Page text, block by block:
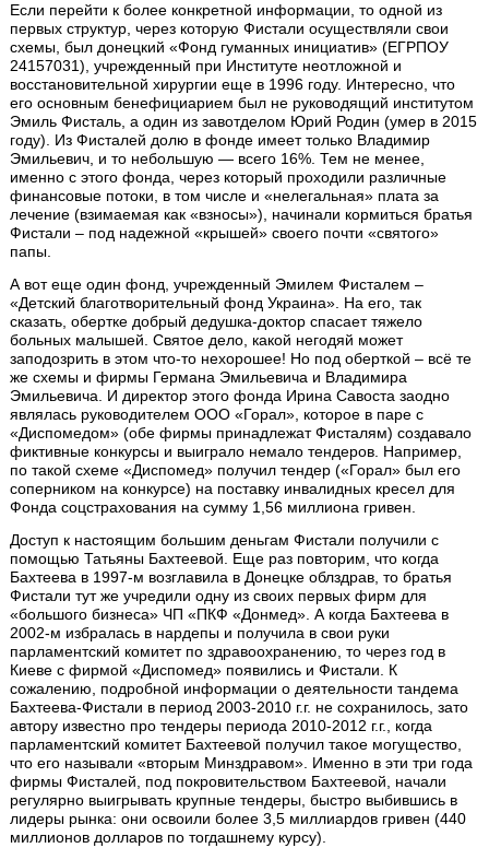
Если перейти к более конкретной информации, то одной из
первых структур, через которую Фистали осуществляли свои
схемы, был донецкий «Фонд гуманных инициатив» (ЕГРПОУ
24157031), учрежденный при Институте неотложной и
восстановительной хирургии еще в 1996 году. Интересно, что
его основным бенефициарием был не руководящий институтом
Эмиль Фисталь, а один из завотделом Юрий Родин (умер в 2015
году). Из Фисталей долю в фонде имеет только Владимир
Эмильевич, и то небольшую — всего 16%. Тем не менее,
именно с этого фонда, через который проходили различные
финансовые потоки, в том числе и «нелегальная» плата за
лечение (взимаемая как «взносы»), начинали кормиться братья
Фистали – под надежной «крышей» своего почти «святого»
папы.
А вот еще один фонд, учрежденный Эмилем Фисталем –
«Детский благотворительный фонд Украина». На его, так
сказать, обертке добрый дедушка-доктор спасает тяжело
больных малышей. Святое дело, какой негодяй может
заподозрить в этом что-то нехорошее! Но под оберткой – всё те
же схемы и фирмы Германа Эмильевича и Владимира
Эмильевича. И директор этого фонда Ирина Савоста заодно
являлась руководителем ООО «Горал», которое в паре с
«Диспомедом» (обе фирмы принадлежат Фисталям) создавало
фиктивные конкурсы и выиграло немало тендеров. Например,
по такой схеме «Диспомед» получил тендер («Горал» был его
соперником на конкурсе) на поставку инвалидных кресел для
Фонда соцстрахования на сумму 1,56 миллиона гривен.
Доступ к настоящим большим деньгам Фистали получили с
помощью Татьяны Бахтеевой. Еще раз повторим, что когда
Бахтеева в 1997-м возглавила в Донецке облздрав, то братья
Фистали тут же учредили одну из своих первых фирм для
«большого бизнеса» ЧП «ПКФ «Донмед». А когда Бахтеева в
2002-м избралась в нардепы и получила в свои руки
парламентский комитет по здравоохранению, то через год в
Киеве с фирмой «Диспомед» появились и Фистали. К
сожалению, подробной информации о деятельности тандема
Бахтеева-Фистали в период 2003-2010 г.г. не сохранилось, зато
автору известно про тендеры периода 2010-2012 г.г., когда
парламентский комитет Бахтеевой получил такое могущество,
что его называли «вторым Минздравом». Именно в эти три года
фирмы Фисталей, под покровительством Бахтеевой, начали
регулярно выигрывать крупные тендеры, быстро выбившись в
лидеры рынка: они освоили более 3,5 миллиардов гривен (440
миллионов долларов по тогдашнему курсу).